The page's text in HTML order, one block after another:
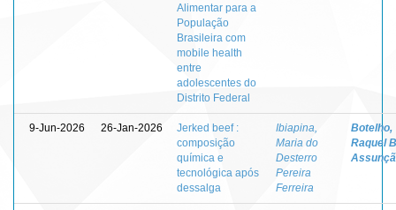
Alimentar para a
População
Brasileira com
mobile health
entre
adolescentes do
Distrito Federal
9-Jun-2026 26-Jan-2026
Jerked beef :
composição
química e
tecnológica após
dessalga
Ibiapina,
Maria do
Desterro
Pereira
Ferreira
Botelho,
Raquel